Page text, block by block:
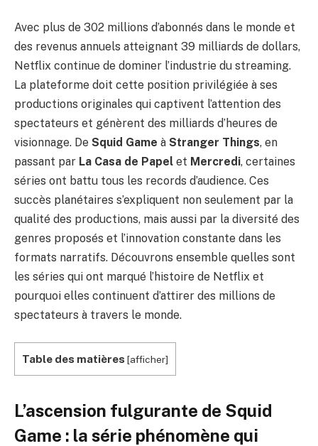
Avec plus de 302 millions d’abonnés dans le monde et
des revenus annuels atteignant 39 milliards de dollars,
Netflix continue de dominer l’industrie du streaming.
La plateforme doit cette position privilégiée à ses
productions originales qui captivent l’attention des
spectateurs et génèrent des milliards d’heures de
visionnage. De Squid Game à Stranger Things, en
passant par La Casa de Papel et Mercredi, certaines
séries ont battu tous les records d’audience. Ces
succès planétaires s’expliquent non seulement par la
qualité des productions, mais aussi par la diversité des
genres proposés et l’innovation constante dans les
formats narratifs. Découvrons ensemble quelles sont
les séries qui ont marqué l’histoire de Netflix et
pourquoi elles continuent d’attirer des millions de
spectateurs à travers le monde.
Table des matières [afficher]
L’ascension fulgurante de Squid
Game : la série phénomène qui